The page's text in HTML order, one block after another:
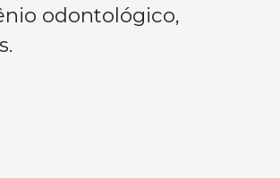
odontológico,